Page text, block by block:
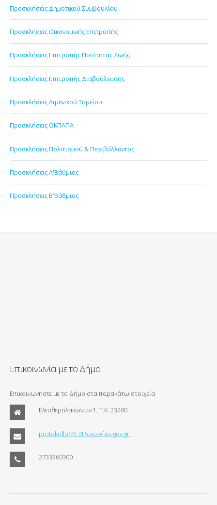
Προσκλήσεις Δημοτικού Συμβουλίου
Προσκλήσεις Οικονομικής Επιτροπής
Προσκλήσεις Επιτροπής Ποιότητας Ζωής
Προσκλήσεις Επιτροπής Διαβούλευσης
Προσκλήσεις Λιμενικού Ταμείου
Προσκλήσεις ΟΚΠΑΠΑ
Προσκλήσεις Πολιτισμού & Περιβάλλοντος
Προσκλήσεις Α'Βάθμιας
Προσκλήσεις Β'Βάθμιας
Επικοινωνία με το Δήμο
Επικοινωνήστε με το Δήμο στα παρακάτω στοιχεία
Ελευθερολακώνων 1, Τ.Κ. 23200
protokollo@1315.syzefxis.gov.gr.
2733360300